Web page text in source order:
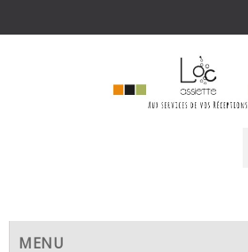
MENU